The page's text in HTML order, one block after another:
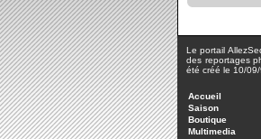
Le portail
des reportages
été créé le 10/09/
Accueil
Saison
Boutique
Multimedia